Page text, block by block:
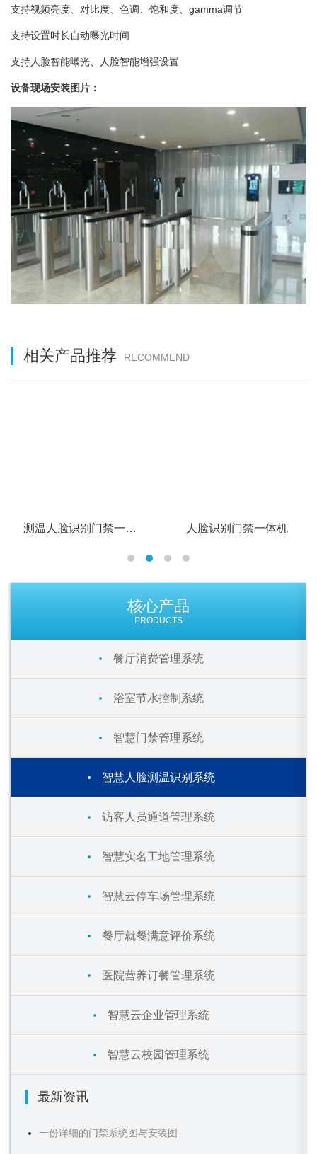
核心产品
PRODUCTS
餐厅消费管理系统
浴室节水控制系统
智慧门禁管理系统
智慧人脸测温识别系统
访客人员通道管理系统
智慧实名工地管理系统
智慧云停车场管理系统
餐厅就餐满意评价系统
医院营养订餐管理系统
智慧云企业管理系统
智慧云校园管理系统
最新资讯
一份详细的门禁系统图与安装图
支持视频亮度、对比度、色调、饱和度、gamma调节
支持设置时长自动曝光时间
支持人脸智能曝光、人脸智能增强设置
设备现场安装图片：
相关产品推荐 RECOMMEND
测温人脸识别门禁一体机 人脸识别门禁一体机